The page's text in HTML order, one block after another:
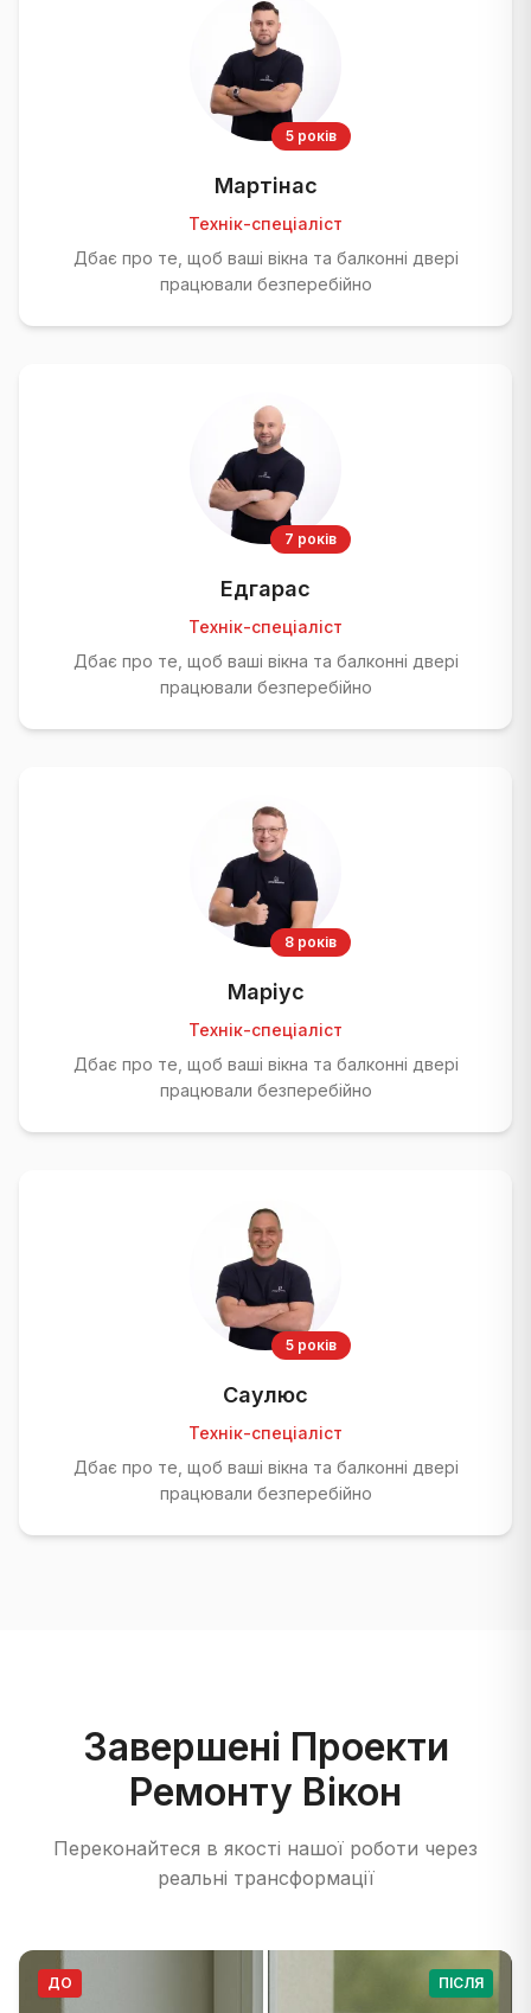
5 років
Мартінас
Технік-спеціаліст
Дбає про те, щоб ваші вікна та балконні двері
працювали безперебійно
7 років
Едгарас
Технік-спеціаліст
Дбає про те, щоб ваші вікна та балконні двері
працювали безперебійно
8 років
Маріус
Технік-спеціаліст
Дбає про те, щоб ваші вікна та балконні двері
працювали безперебійно
5 років
Саулюс
Технік-спеціаліст
Дбає про те, щоб ваші вікна та балконні двері
працювали безперебійно
Завершені Проекти
Ремонту Вікон
Переконайтеся в якості нашої роботи через
реальні трансформації
ДО ПІСЛЯ